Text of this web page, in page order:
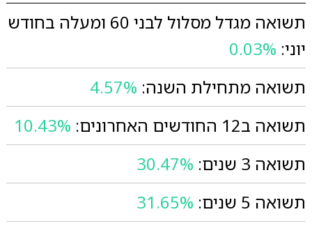
תשואה מגדל מסלול לבני 60 ומעלה בחודש
יוני: 0.03%
תשואה מתחילת השנה: 4.57%
תשואה ב12 החודשים האחרונים:
10.43%
תשואה 3 שנים:
30.47%
תשואה 5 שנים:
31.65%